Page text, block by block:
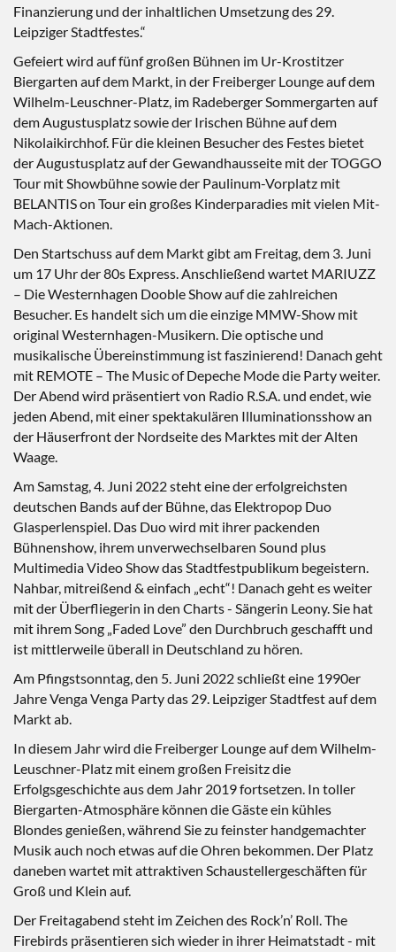
Finanzierung und der inhaltlichen Umsetzung des 29.
Leipziger Stadtfestes.“
Gefeiert wird auf fünf großen Bühnen im Ur-Krostitzer
Biergarten auf dem Markt, in der Freiberger Lounge auf dem
Wilhelm-Leuschner-Platz, im Radeberger Sommergarten auf
dem Augustusplatz sowie der Irischen Bühne auf dem
Nikolaikirchhof. Für die kleinen Besucher des Festes bietet
der Augustusplatz auf der Gewandhausseite mit der TOGGO
Tour mit Showbühne sowie der Paulinum-Vorplatz mit
BELANTIS on Tour ein großes Kinderparadies mit vielen Mit-
Mach-Aktionen.
Den Startschuss auf dem Markt gibt am Freitag, dem 3. Juni
um 17 Uhr der 80s Express. Anschließend wartet MARIUZZ
– Die Westernhagen Dooble Show auf die zahlreichen
Besucher. Es handelt sich um die einzige MMW-Show mit
original Westernhagen-Musikern. Die optische und
musikalische Übereinstimmung ist faszinierend! Danach geht
mit REMOTE – The Music of Depeche Mode die Party weiter.
Der Abend wird präsentiert von Radio R.S.A. und endet, wie
jeden Abend, mit einer spektakulären Illuminationsshow an
der Häuserfront der Nordseite des Marktes mit der Alten
Waage.
Am Samstag, 4. Juni 2022 steht eine der erfolgreichsten
deutschen Bands auf der Bühne, das Elektropop Duo
Glasperlenspiel. Das Duo wird mit ihrer packenden
Bühnenshow, ihrem unverwechselbaren Sound plus
Multimedia Video Show das Stadtfestpublikum begeistern.
Nahbar, mitreißend & einfach „echt“! Danach geht es weiter
mit der Überfliegerin in den Charts - Sängerin Leony. Sie hat
mit ihrem Song „Faded Love” den Durchbruch geschafft und
ist mittlerweile überall in Deutschland zu hören.
Am Pfingstsonntag, den 5. Juni 2022 schließt eine 1990er
Jahre Venga Venga Party das 29. Leipziger Stadtfest auf dem
Markt ab.
In diesem Jahr wird die Freiberger Lounge auf dem Wilhelm-
Leuschner-Platz mit einem großen Freisitz die
Erfolgsgeschichte aus dem Jahr 2019 fortsetzen. In toller
Biergarten-Atmosphäre können die Gäste ein kühles
Blondes genießen, während Sie zu feinster handgemachter
Musik auch noch etwas auf die Ohren bekommen. Der Platz
daneben wartet mit attraktiven Schaustellergeschäften für
Groß und Klein auf.
Der Freitagabend steht im Zeichen des Rock’n’ Roll. The
Firebirds präsentieren sich wieder in ihrer Heimatstadt - mit